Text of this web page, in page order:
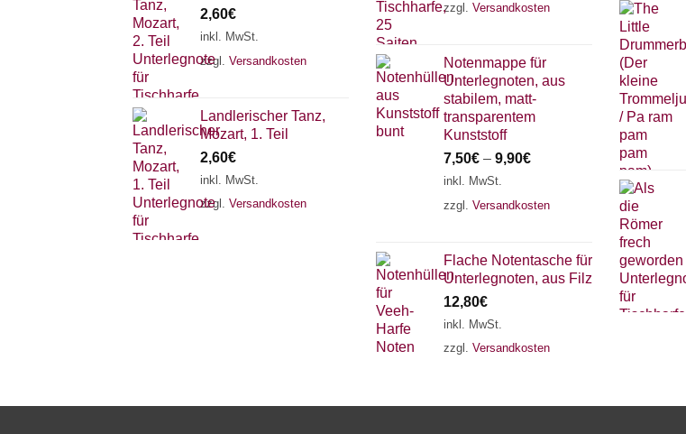
2,60€
inkl. MwSt.
zzgl. Versandkosten
Landlerischer Tanz,
Mozart, 1. Teil
2,60€
inkl. MwSt.
zzgl. Versandkosten
zzgl. Versandkosten
Notenmappe für
Unterlegnoten, aus
stabilem, matt-
transparentem
Kunststoff
7,50€ – 9,90€
inkl. MwSt.
zzgl. Versandkosten
Flache Notentasche für
Unterlegnoten, aus Filz
12,80€
inkl. MwSt.
zzgl. Versandkosten